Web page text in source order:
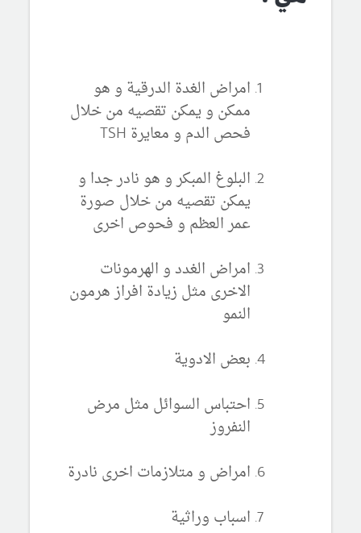
امراض الغدة الدرقية و هو
ممكن و يمكن تقصيه من خلال
فحص الدم و معايرة TSH
البلوغ المبكر و هو نادر جدا و
يمكن تقصيه من خلال صورة
عمر العظم و فحوص اخرى
امراض الغدد و الهرمونات
الاخرى مثل زيادة افراز هرمون
النمو
بعض الادوية
احتباس السوائل مثل مرض
النفروز
امراض و متلازمات اخرى نادرة
اسباب وراثية